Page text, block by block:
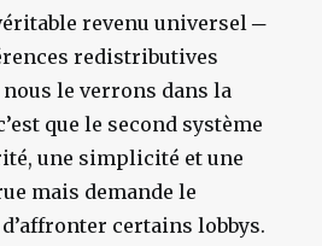
revenu universel ─
redistributives
le verrons dans la
que le second système
une simplicité et une
mais demande le
certains lobbys.